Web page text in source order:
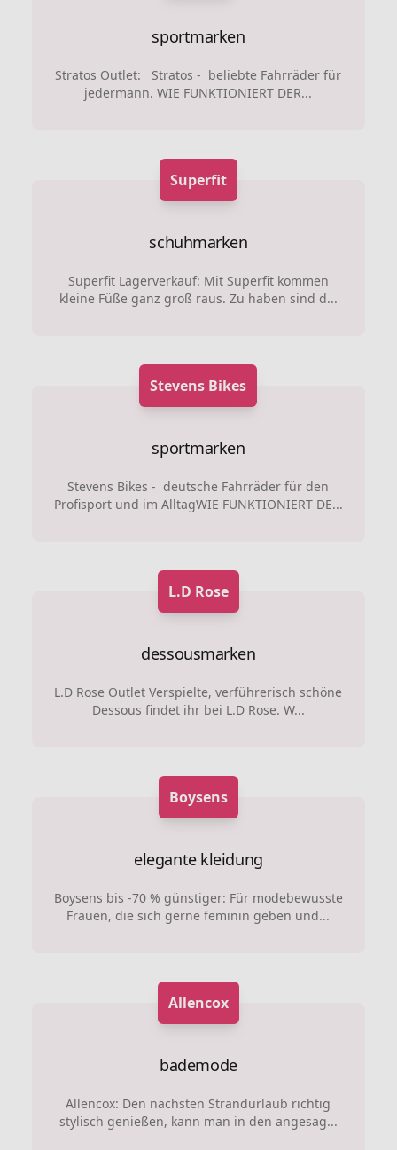
sportmarken
Stratos Outlet: Stratos - beliebte Fahrräder für
jedermann. WIE FUNKTIONIERT DER...
Superfit
schuhmarken
Superfit Lagerverkauf: Mit Superfit kommen
kleine Füße ganz groß raus. Zu haben sind d...
Stevens Bikes
sportmarken
Stevens Bikes - deutsche Fahrräder für den
Profisport und im AlltagWIE FUNKTIONIERT DE...
L.D Rose
dessousmarken
L.D Rose Outlet Verspielte, verführerisch schöne
Dessous findet ihr bei L.D Rose. W...
Boysens
elegante kleidung
Boysens bis -70 % günstiger: Für modebewusste
Frauen, die sich gerne feminin geben und...
Allencox
bademode
Allencox: Den nächsten Strandurlaub richtig
stylisch genießen, kann man in den angesag...